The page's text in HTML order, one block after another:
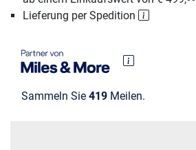
Lieferung per Spedition
Sammeln Sie 419 Meilen.